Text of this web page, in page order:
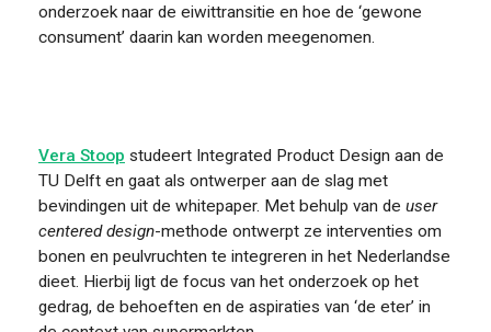
onderzoek naar de eiwittransitie en hoe de ‘gewone
consument’ daarin kan worden meegenomen.
Vera Stoop studeert Integrated Product Design aan de
TU Delft en gaat als ontwerper aan de slag met
bevindingen uit de whitepaper. Met behulp van de user
centered design-methode ontwerpt ze interventies om
bonen en peulvruchten te integreren in het Nederlandse
dieet. Hierbij ligt de focus van het onderzoek op het
gedrag, de behoeften en de aspiraties van ‘de eter’ in